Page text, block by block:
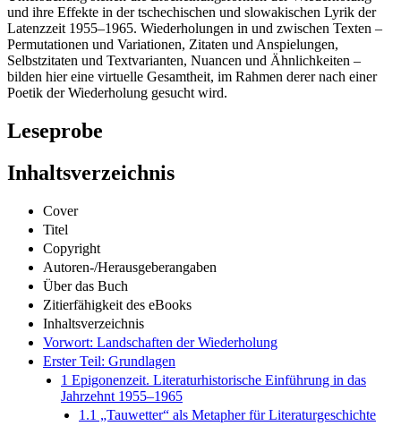
und ihre Effekte in der tschechischen und slowakischen Lyrik der
Latenzzeit 1955–1965. Wiederholungen in und zwischen Texten –
Permutationen und Variationen, Zitaten und Anspielungen,
Selbstzitaten und Textvarianten, Nuancen und Ähnlichkeiten –
bilden hier eine virtuelle Gesamtheit, im Rahmen derer nach einer
Poetik der Wiederholung gesucht wird.
Leseprobe
Inhaltsverzeichnis
Cover
Titel
Copyright
Autoren-/Herausgeberangaben
Über das Buch
Zitierfähigkeit des eBooks
Inhaltsverzeichnis
Vorwort: Landschaften der Wiederholung
Erster Teil: Grundlagen
1 Epigonenzeit. Literaturhistorische Einführung in das
Jahrzehnt 1955–1965
1.1 „Tauwetter“ als Metapher für Literaturgeschichte